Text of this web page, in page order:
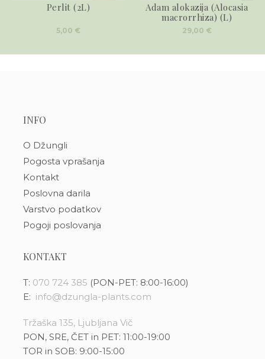
Perlit (2L)
5,00 €
Adam alokazija (Alocasia
macrorrhiza) (L)
29,00 €
INFO
O Džungli
Pogosta vprašanja
Kontakt
Poslovna darila
Varstvo podatkov
Pogoji poslovanja
KONTAKT
T: 070 724 385 (PON-PET: 8:00-16:00)
E: info@dzungla-plants.com
Tržaška 135, Ljubljana Vič
PON, SRE, ČET in PET: 11:00-19:00
TOR in SOB: 9:00-15:00